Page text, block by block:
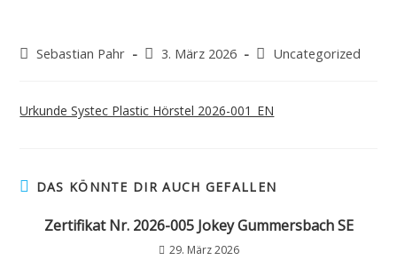
Sebastian Pahr 3. März 2026 Uncategorized
Urkunde Systec Plastic Hörstel 2026-001_EN
DAS KÖNNTE DIR AUCH GEFALLEN
Zertifikat Nr. 2026-005 Jokey Gummersbach SE
29. März 2026